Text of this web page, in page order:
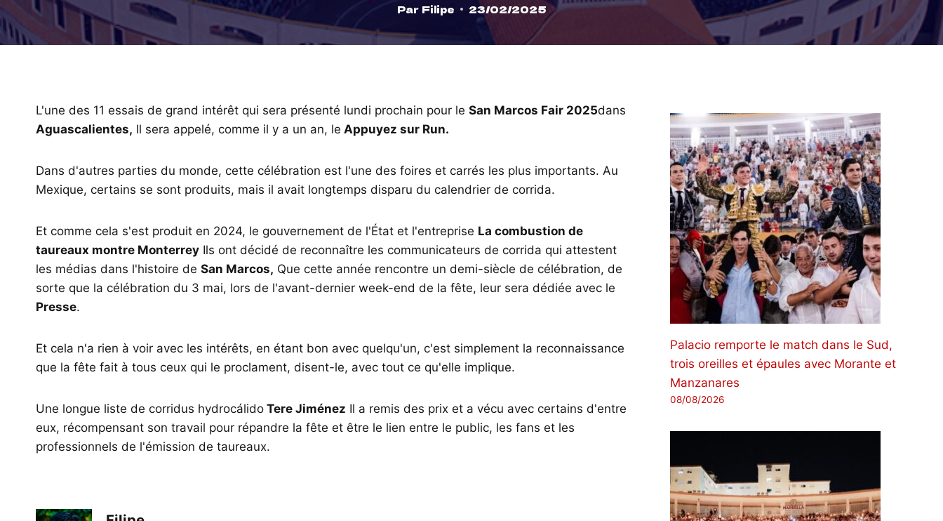
Par Filipe 23/02/2025
L'une des 11 essais de grand intérêt qui sera présenté lundi prochain pour le San Marcos Fair 2025dans
Aguascalientes, Il sera appelé, comme il y a un an, le Appuyez sur Run.
Dans d'autres parties du monde, cette célébration est l'une des foires et carrés les plus importants. Au
Mexique, certains se sont produits, mais il avait longtemps disparu du calendrier de corrida.
Et comme cela s'est produit en 2024, le gouvernement de l'État et l'entreprise La combustion de
taureaux montre Monterrey Ils ont décidé de reconnaître les communicateurs de corrida qui attestent
les médias dans l'histoire de San Marcos, Que cette année rencontre un demi-siècle de célébration, de
sorte que la célébration du 3 mai, lors de l'avant-dernier week-end de la fête, leur sera dédiée avec le
Presse.
Et cela n'a rien à voir avec les intérêts, en étant bon avec quelqu'un, c'est simplement la reconnaissance
que la fête fait à tous ceux qui le proclament, disent-le, avec tout ce qu'elle implique.
Une longue liste de corridus hydrocálido Tere Jiménez Il a remis des prix et a vécu avec certains d'entre
eux, récompensant son travail pour répandre la fête et être le lien entre le public, les fans et les
professionnels de l'émission de taureaux.
Palacio remporte le match dans le Sud,
trois oreilles et épaules avec Morante et
Manzanares
08/08/2026